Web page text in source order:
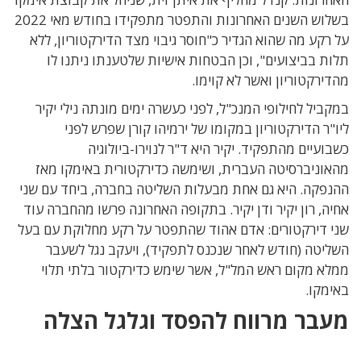
בשלוש השנים האחרונות והתפטר מתפקידו בחודש מאי 2022
על רקע מה שהוא הגדיר כ"חוסר גיבוי מצד הדירקטוריון, ללא
תלות בביצועים", וכן הבטחות אישיות שלטענתו ניתנו לו
מהדירקטוריון ואשר לא קוימו.
במקביל לחילופי המנכ"ל, לפני כעשרה ימים מונתה נילי יקיר
ליו"ר הדירקטוריון במקומו של ירמיהו קורן שפרש לפני
כשבועיים מהתפקיד. יקיר היא ד"ר לנוירו-ביולוגיה
מהאוניברסיטה העברית, ושימשה כדירקטורית באימקו מאז
ההנפקה. היא גם אחת מבעלות השליטה בחברה, ביחד עם שני
אחיה, רון יקיר ודן יקיר. בתקופה האחרונה פרשו מהחברה עוד
שני דירקטורים: אדם אהוד שהתפטר על רקע מחלוקת עם בעל
השליטה (חודש לאחר שנכנס לתפקיד), ויעקב נגל לשעבר
ממלא מקום ראש המל"ל, אשר שימש כדירקטור בלתי תלוי
באימקו.
מעבר מרווח להפסד וגלגל הצלה